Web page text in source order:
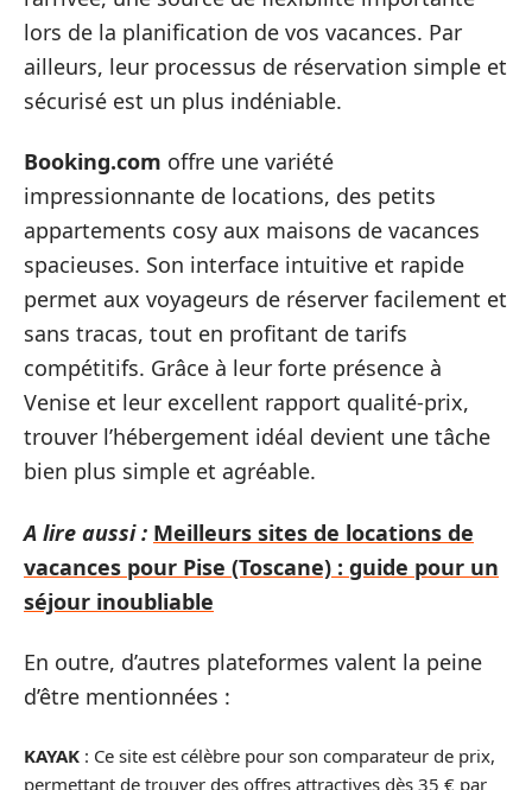
lors de la planification de vos vacances. Par
ailleurs, leur processus de réservation simple et
sécurisé est un plus indéniable.
Booking.com offre une variété
impressionnante de locations, des petits
appartements cosy aux maisons de vacances
spacieuses. Son interface intuitive et rapide
permet aux voyageurs de réserver facilement et
sans tracas, tout en profitant de tarifs
compétitifs. Grâce à leur forte présence à
Venise et leur excellent rapport qualité-prix,
trouver l’hébergement idéal devient une tâche
bien plus simple et agréable.
A lire aussi : Meilleurs sites de locations de
vacances pour Pise (Toscane) : guide pour un
séjour inoubliable
En outre, d’autres plateformes valent la peine
d’être mentionnées :
KAYAK : Ce site est célèbre pour son comparateur de prix,
permettant de trouver des offres attractives dès 35 € par